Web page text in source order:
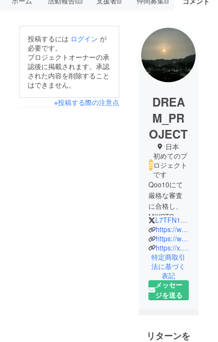
投稿するには ログイン が
必要です。
プロジェクトオーナーの承
認後に掲載されます。承認
された内容を削除すること
はできません。
※投稿する際の注意点
DREA
M_PR
OJECT
日本
初めてのプ
ロジェクト
です
Qoo10にて
厳格な審査
に合格し、
MIKOTO
Qoo10店と
いう健康食
品を取り
扱っている
ショップを
運営してお
ります。
同、新商品
L7TFN1H4dY26540
https://www.facebook.com/profile.php?id=61556454493860
https://www.instagram.com/b_nmn_d?igsh=MXdvbXNzbTlzZ25haw%3D%3D&utm_source=qr
https://x.com/l7tfn1h4dy26540/status/1766095578273124658?s=46&t=FeEkmLu9lx4D0hO2HHYHWw
特定商取引
法に基づく
表記
メッセー
ジを送る
リターンを